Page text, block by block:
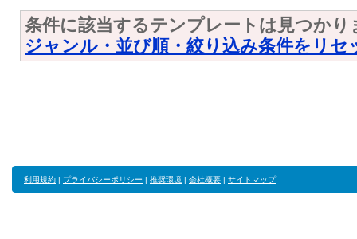
条件に該当するテンプレートは見つかり
ジャンル・並び順・絞り込み条件をリセ
利用規約 | プライバシーポリシー | 推奨環境 | 会社概要 | サイトマップ